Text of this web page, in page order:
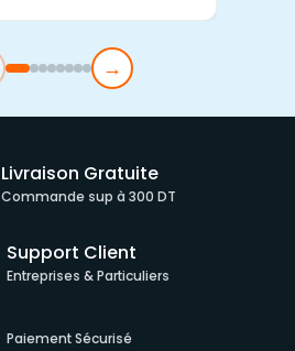
→
Livraison Gratuite
Commande sup à 300 DT
Support Client
Entreprises & Particuliers
Paiement Sécurisé